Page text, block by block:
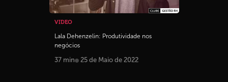
VIDEO
Lala Dehenzelin: Produtividade nos
negócios
37 min 25 de Maio de 2022